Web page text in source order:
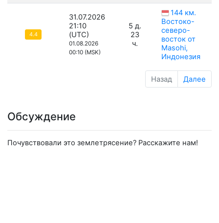
4.4
31.07.2026
21:10
(UTC)
01.08.2026
00:10 (MSK)
5 д.
23
ч.
144 км.
Востоко-
северо-
восток от
Masohi,
Индонезия
Назад Далее
Обсуждение
Почувствовали это землетрясение? Расскажите нам!